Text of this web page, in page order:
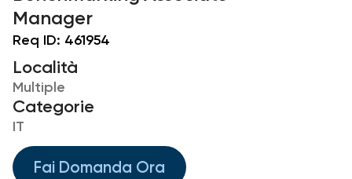
Manager
Req ID: 461954
Località
Multiple
Categorie
IT
Fai Domanda Ora